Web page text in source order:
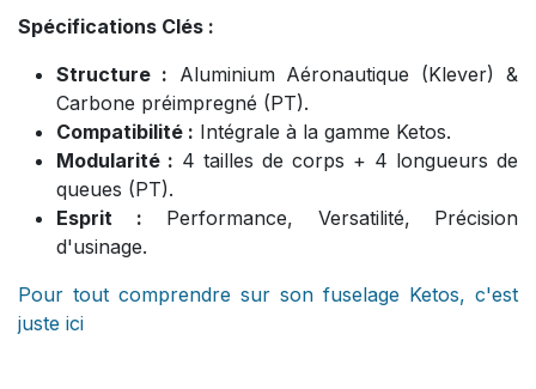
Spécifications Clés :
Structure : Aluminium Aéronautique (Klever) &
Carbone préimpregné (PT).
Compatibilité : Intégrale à la gamme Ketos.
Modularité : 4 tailles de corps + 4 longueurs de
queues (PT).
Esprit : Performance, Versatilité, Précision
d'usinage.
Pour tout comprendre sur son fuselage Ketos, c'est
juste ici